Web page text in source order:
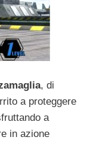
, di
a proteggere
a
in azione